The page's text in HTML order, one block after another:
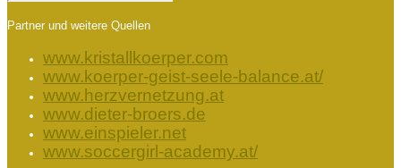
Partner und weitere Quellen
www.kristallkoerper.com
www.koerper-geist-seele-balance.at/
www.herzvernetzung.at
www.dieter-broers.de
www.einspieler.net
www.soccergirl-academy.at/